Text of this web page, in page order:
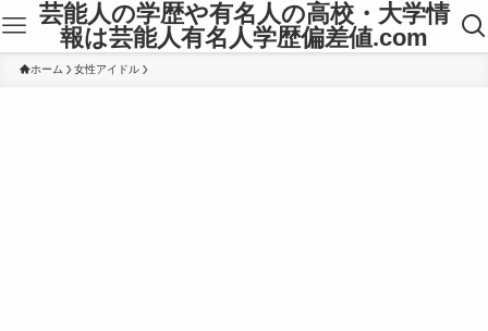
芸能人の学歴や有名人の高校・大学情
報は芸能人有名人学歴偏差値.com
ホーム 女性アイドル